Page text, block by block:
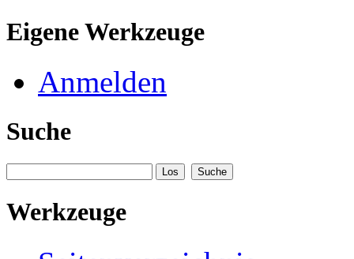
Eigene Werkzeuge
Anmelden
Suche
Werkzeuge